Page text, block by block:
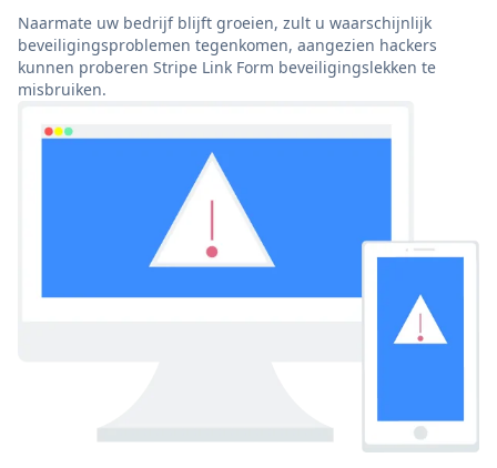
Naarmate uw bedrijf blijft groeien, zult u waarschijnlijk
beveiligingsproblemen tegenkomen, aangezien hackers
kunnen proberen Stripe Link Form beveiligingslekken te
misbruiken.